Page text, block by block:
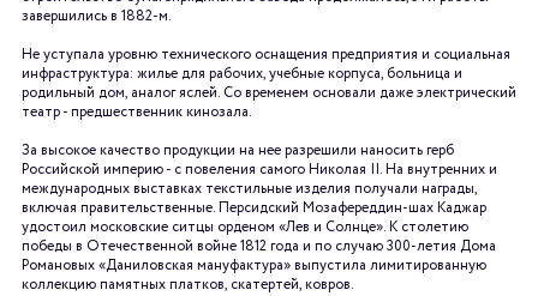
завершились в 1882-м.
Не уступала уровню технического оснащения предприятия и социальная
инфраструктура: жилье для рабочих, учебные корпуса, больница и
родильный дом, аналог яслей. Со временем основали даже электрический
театр - предшественник кинозала.
За высокое качество продукции на нее разрешили наносить герб
Российской империю - с повеления самого Николая II. На внутренних и
международных выставках текстильные изделия получали награды,
включая правительственные. Персидский Мозафереддин-шах Каджар
удостоил московские ситцы орденом «Лев и Солнце». К столетию
победы в Отечественной войне 1812 года и по случаю 300-летия Дома
Романовых «Даниловская мануфактура» выпустила лимитированную
коллекцию памятных платков, скатертей, ковров.